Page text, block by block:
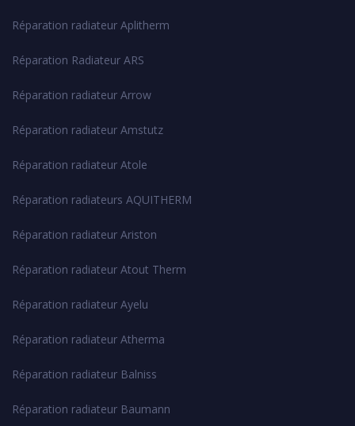
Réparation radiateur Aplitherm
Réparation Radiateur ARS
Réparation radiateur Arrow
Réparation radiateur Amstutz
Réparation radiateur Atole
Réparation radiateurs AQUITHERM
Réparation radiateur Ariston
Réparation radiateur Atout Therm
Réparation radiateur Ayelu
Réparation radiateur Atherma
Réparation radiateur Balniss
Réparation radiateur Baumann